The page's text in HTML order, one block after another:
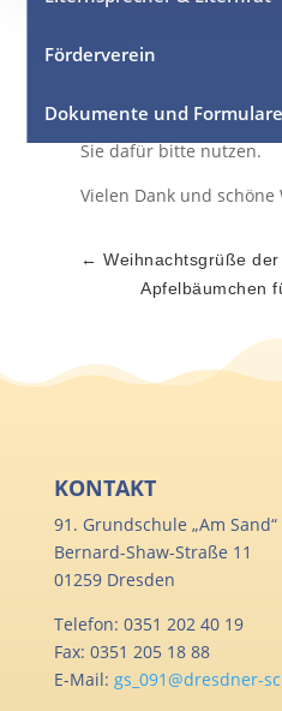
Förderverein
Dokumente und Formulare
die Ganztagsangebote an.
Februar 2023 eineLink
Sie dafür bitte nutzen.
Vielen Dank und
←Weihnachtsgrüße
Apfelbäumchen
KONTAKT
91. Grundschule „Am Sand“
Bernard-Shaw-Straße 11
01259 Dresden
Telefon: 0351 202 40 19
Fax: 0351 205 18 88
E-Mail: gs_091@dresdner-